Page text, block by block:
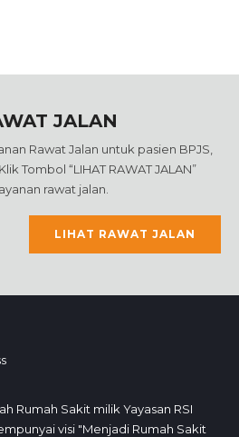
JALAN
Rawat Jalan untuk pasien BPJS,
Tombol “LIHAT RAWAT JALAN”
rawat jalan.
LIHAT RAWAT JALAN
Rumah Sakit milik Yayasan RSI
visi "Menjadi Rumah Sakit